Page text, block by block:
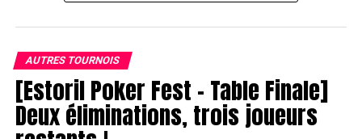
Joao Pedro
Juste après son élimination, le head’s up a donc eu lieu
AUTRES TOURNOIS
[Estoril Poker Fest – Table Finale]
Deux éliminations, trois joueurs